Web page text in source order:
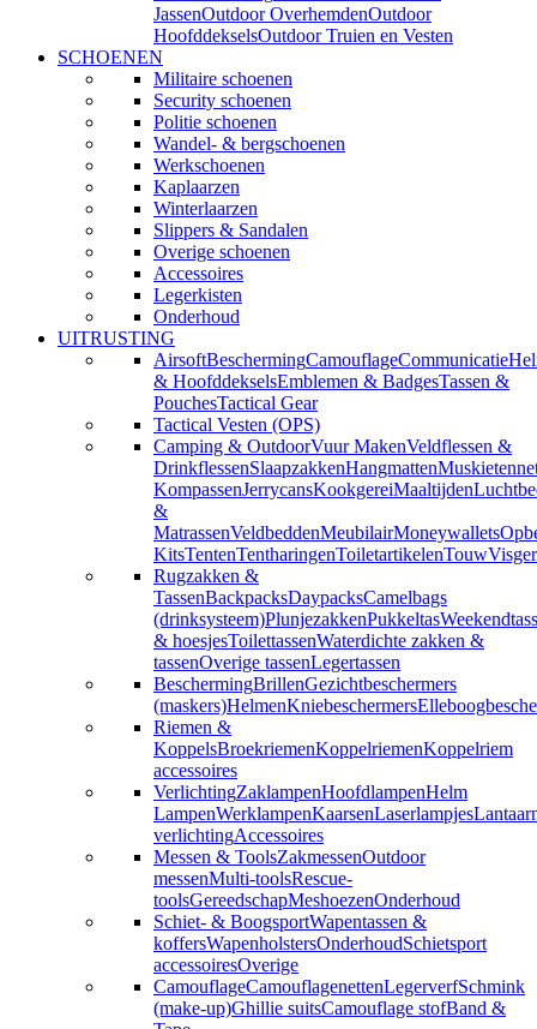
JassenOutdoor OverhemdenOutdoor
HoofddekselsOutdoor Truien en Vesten
SCHOENEN
Militaire schoenen
Security schoenen
Politie schoenen
Wandel- & bergschoenen
Werkschoenen
Kaplaarzen
Winterlaarzen
Slippers & Sandalen
Overige schoenen
Accessoires
Legerkisten
Onderhoud
UITRUSTING
AirsoftBeschermingCamouflageCommunicatie
& HoofddekselsEmblemen & BadgesTassen &
PouchesTactical Gear
Tactical Vesten (OPS)
Camping & OutdoorVuur MakenVeldflessen &
DrinkflessenSlaapzakkenHangmatten
KompassenJerrycansKookgereiMaaltijden
&
MatrassenVeldbeddenMeubilairMoneywallets
KitsTentenTentharingenToiletartikelenTouw
Rugzakken &
TassenBackpacksDaypacksCamelbags
(drinksysteem)PlunjezakkenPukkeltas
& hoesjesToilettassenWaterdichte zakken &
tassenOverige tassenLegertassen
BeschermingBrillenGezichtbeschermers
(maskers)HelmenKniebeschermers
Riemen &
KoppelsBroekriemenKoppelriemenKoppelriem
accessoires
VerlichtingZaklampenHoofdlampenHelm
LampenWerklampenKaarsenLaserlampjes
verlichtingAccessoires
Messen & ToolsZakmessenOutdoor
messenMulti-toolsRescue-
toolsGereedschapMeshoezenOnderhoud
Schiet- & BoogsportWapentassen &
koffersWapenholstersOnderhoudSchietsport
accessoiresOverige
CamouflageCamouflagenettenLegerverfSchmink
(make-up)Ghillie suitsCamouflage stofBand &